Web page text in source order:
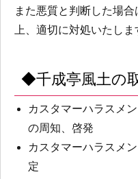
また悪質と判断した場
上、適切に対処いたしま
◆千成亭風土の
カスタマーハラスメ
の周知、啓発
カスタマーハラスメ
定